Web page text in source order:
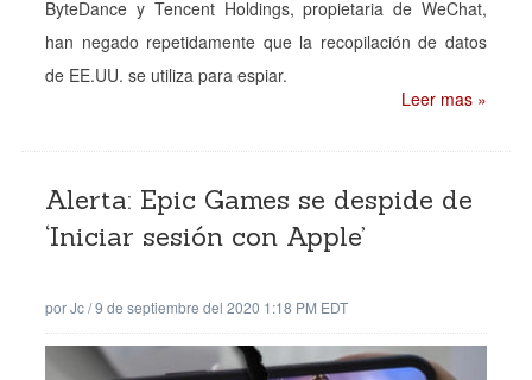
ByteDance y Tencent Holdings, propietaria de WeChat,
han negado repetidamente que la recopilación de datos
de EE.UU. se utiliza para espiar.
Leer mas »
Alerta: Epic Games se despide de
‘Iniciar sesión con Apple’
porJc/9 de septiembre del 2020 1:18 PM EDT